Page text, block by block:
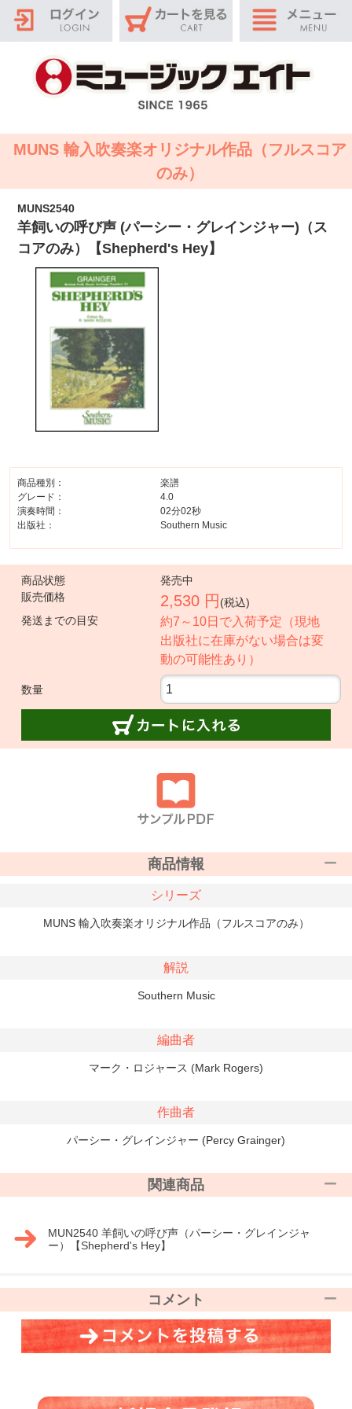
MUNS 輸入吹奏楽オリジナル作品（フルスコア
のみ）
MUNS2540
羊飼いの呼び声 (パーシー・グレインジャー)（ス
コアのみ）【Shepherd's Hey】
商品種別：
楽譜
グレード：
4.0
演奏時間：
02分02秒
出版社：
Southern Music
商品状態
発売中
販売価格
2,530 円 (税込)
発送までの目安
約7～10日で入荷予定（現地
出版社に在庫がない場合は変
動の可能性あり）
数量
商品情報
シリーズ
MUNS 輸入吹奏楽オリジナル作品（フルスコアのみ）
解説
Southern Music
編曲者
マーク・ロジャース (Mark Rogers)
作曲者
パーシー・グレインジャー (Percy Grainger)
関連商品
MUN2540 羊飼いの呼び声（パーシー・グレインジャ
ー）【Shepherd's Hey】
コメント